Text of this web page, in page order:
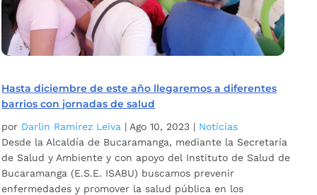
Hasta diciembre de este año llegaremos a diferentes
barrios con jornadas de salud
por Darlin Ramírez Leiva | Ago 10, 2023 | Noticias
Desde la Alcaldía de Bucaramanga, mediante la Secretaría
de Salud y Ambiente y con apoyo del Instituto de Salud de
Bucaramanga (E.S.E. ISABU) buscamos prevenir
enfermedades y promover la salud pública en los